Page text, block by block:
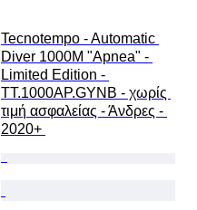
Tecnotempo - Automatic
Diver 1000M "Apnea" -
Limited Edition -
TT.1000AP.GYNB - χωρίς
τιμή ασφαλείας - Άνδρες -
2020+